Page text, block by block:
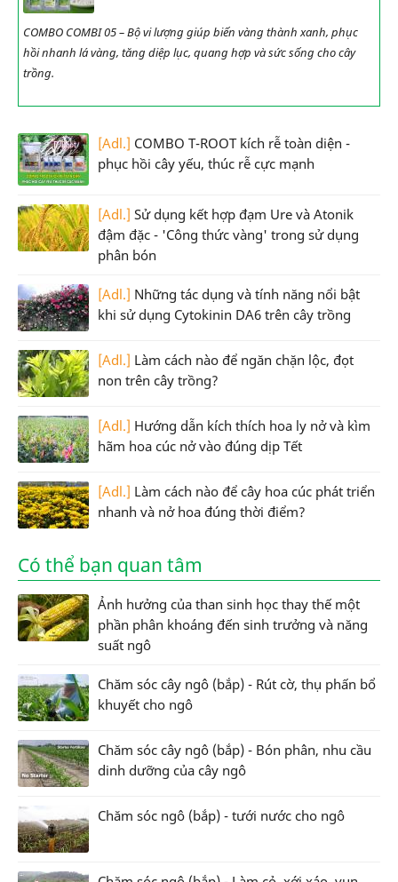
COMBO COMBI 05 – Bộ vi lượng giúp biến vàng thành xanh, phục
hồi nhanh lá vàng, tăng diệp lục, quang hợp và sức sống cho cây
trồng.
[Adl.] COMBO T-ROOT kích rễ toàn diện -
phục hồi cây yếu, thúc rễ cực mạnh
[Adl.] Sử dụng kết hợp đạm Ure và Atonik
đậm đặc - 'Công thức vàng' trong sử dụng
phân bón
[Adl.] Những tác dụng và tính năng nổi bật
khi sử dụng Cytokinin DA6 trên cây trồng
[Adl.] Làm cách nào để ngăn chặn lộc, đọt
non trên cây trồng?
[Adl.] Hướng dẫn kích thích hoa ly nở và kìm
hãm hoa cúc nở vào đúng dịp Tết
[Adl.] Làm cách nào để cây hoa cúc phát triển
nhanh và nở hoa đúng thời điểm?
Có thể bạn quan tâm
Ảnh hưởng của than sinh học thay thế một
phần phân khoáng đến sinh trưởng và năng
suất ngô
Chăm sóc cây ngô (bắp) - Rút cờ, thụ phấn bổ
khuyết cho ngô
Chăm sóc cây ngô (bắp) - Bón phân, nhu cầu
dinh dưỡng của cây ngô
Chăm sóc ngô (bắp) - tưới nước cho ngô